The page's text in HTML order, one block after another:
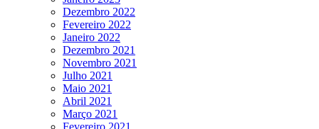
Dezembro 2022
Fevereiro 2022
Janeiro 2022
Dezembro 2021
Novembro 2021
Julho 2021
Maio 2021
Abril 2021
Março 2021
Fevereiro 2021